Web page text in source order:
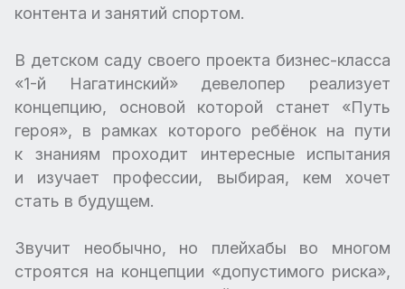
контента и занятий спортом.
В детском саду своего проекта бизнес-класса
«1-й Нагатинский» девелопер реализует
концепцию, основой которой станет «Путь
героя», в рамках которого ребёнок на пути
к знаниям проходит интересные испытания
и изучает профессии, выбирая, кем хочет
стать в будущем.
Звучит необычно, но плейхабы во многом
строятся на концепции «допустимого риска»,